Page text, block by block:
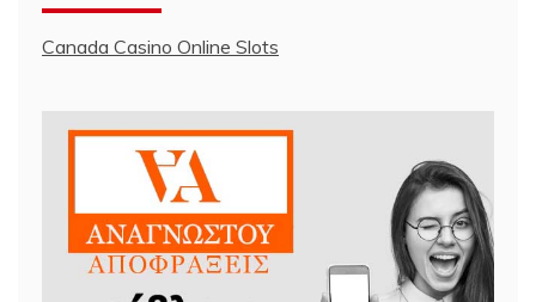
Canada Casino Online Slots